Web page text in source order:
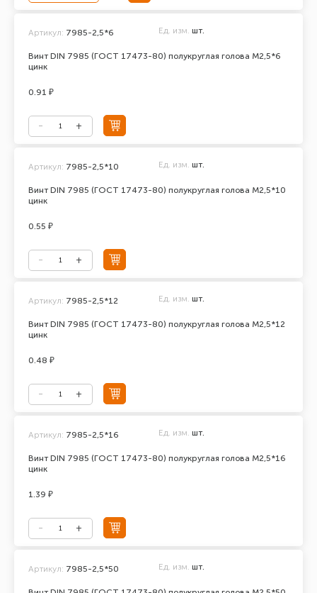
Винт DIN 7985 (ГОСТ 17473-80) полукруглая голова М2,5*6
цинк
Артикул: 7985-2,5*6 Ед. изм. шт.
0.91 ₽
Винт DIN 7985 (ГОСТ 17473-80) полукруглая голова М2,5*10
цинк
Артикул: 7985-2,5*10 Ед. изм. шт.
0.55 ₽
Винт DIN 7985 (ГОСТ 17473-80) полукруглая голова М2,5*12
цинк
Артикул: 7985-2,5*12 Ед. изм. шт.
0.48 ₽
Винт DIN 7985 (ГОСТ 17473-80) полукруглая голова М2,5*16
цинк
Артикул: 7985-2,5*16 Ед. изм. шт.
1.39 ₽
Артикул: 7985-2,5*50 Ед. изм. шт.